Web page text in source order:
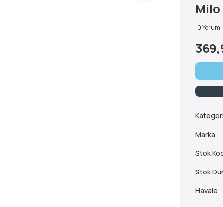
Milo
0 Yorum
Kategori
Marka
Stok
Stok
Havale